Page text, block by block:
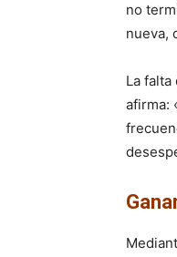
no
nueva,
La
afirma: